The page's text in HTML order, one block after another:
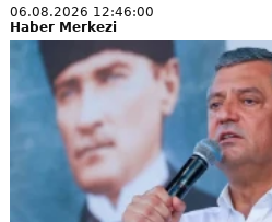
06.08.2026 12:46:00
Haber Merkezi